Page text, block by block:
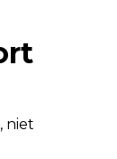
niet